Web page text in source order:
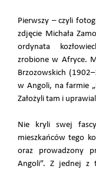
Pierwszy – czyli
zdjęcie Michała
ordynata
zrobione w Afryce.
Brzozowskich
w Angoli, na farmie
Założyli tam i
Nie kryli swej
mieszkańców tego
oraz prowadzony
Angoli”. Z jednej z